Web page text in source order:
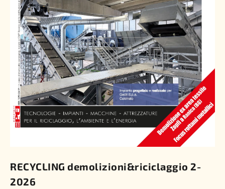
RECYCLING demolizioni&riciclaggio 2-
2026